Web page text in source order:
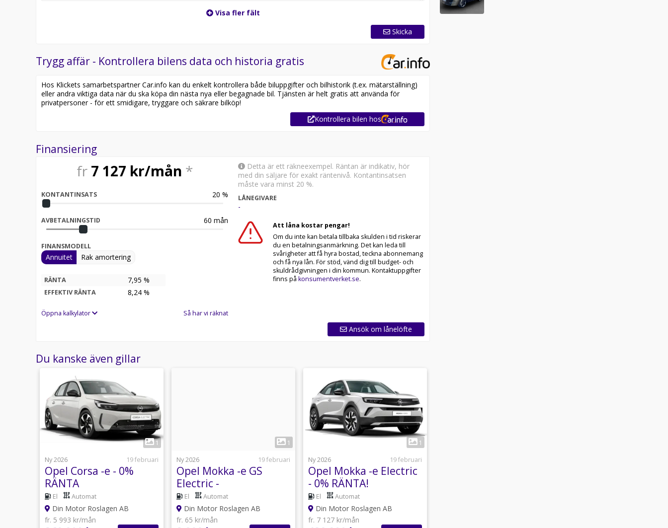
Visa fler fält
Skicka
Trygg affär - Kontrollera bilens data och historia gratis
Hos Klickets samarbetspartner Car.info kan du enkelt kontrollera både biluppgifter och bilhistorik (t.ex. mätarställning)
eller andra viktiga data när du ska köpa din nästa nya eller begagnade bil. Tjänsten är helt gratis att använda för
privatpersoner - för ett smidigare, tryggare och säkrare bilköp!
Kontrollera bilen hos
Finansiering
fr 7 127 kr/mån *
KONTANTINSATS 20 %
AVBETALNINGSTID 60 mån
FINANSMODELL
Annuitet Rak amortering
RÄNTA 7,95 %
EFFEKTIV RÄNTA 8,24 %
Öppna kalkylator Så har vi räknat
Detta är ett räkneexempel. Räntan är indikativ, hör
med din säljare för exakt räntenivå. Kontantinsatsen
måste vara minst 20 %.
LÅNEGIVARE
-
Att låna kostar pengar!
Om du inte kan betala tillbaka skulden i tid riskerar
du en betalningsanmärkning. Det kan leda till
svårigheter att få hyra bostad, teckna abonnemang
och få nya lån. För stöd, vänd dig till budget- och
skuldrådgivningen i din kommun. Kontaktuppgifter
finns på konsumentverket.se.
Ansök om lånelöfte
Du kanske även gillar
1
Ny 2026
19 februari
Opel Corsa -e - 0%
RÄNTA
El Automat
Din Motor Roslagen AB
fr. 5 993 kr/mån
1
Ny 2026
19 februari
Opel Mokka -e GS
Electric -
PRIVATLEASING
El Automat
Din Motor Roslagen AB
fr. 65 kr/mån
1
Ny 2026
19 februari
Opel Mokka -e Electric
- 0% RÄNTA!
El Automat
Din Motor Roslagen AB
fr. 7 127 kr/mån